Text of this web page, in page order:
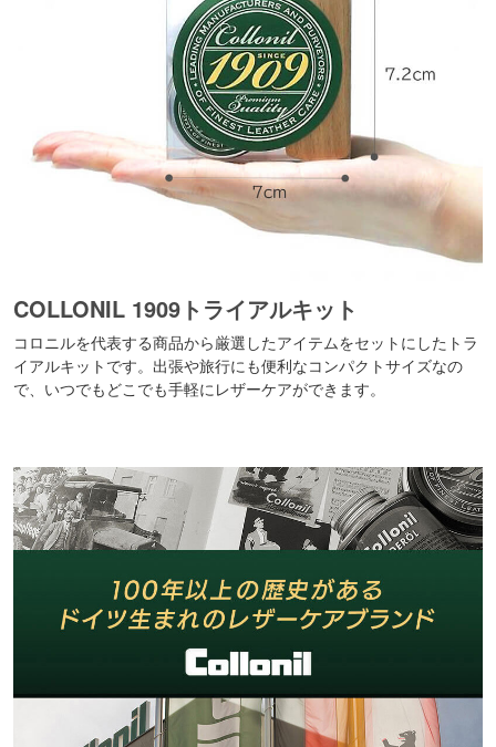
COLLONIL 1909トライアルキット
コロニルを代表する商品から厳選したアイテムをセットにしたトラ
イアルキットです。出張や旅行にも便利なコンパクトサイズなの
で、いつでもどこでも手軽にレザーケアができます。